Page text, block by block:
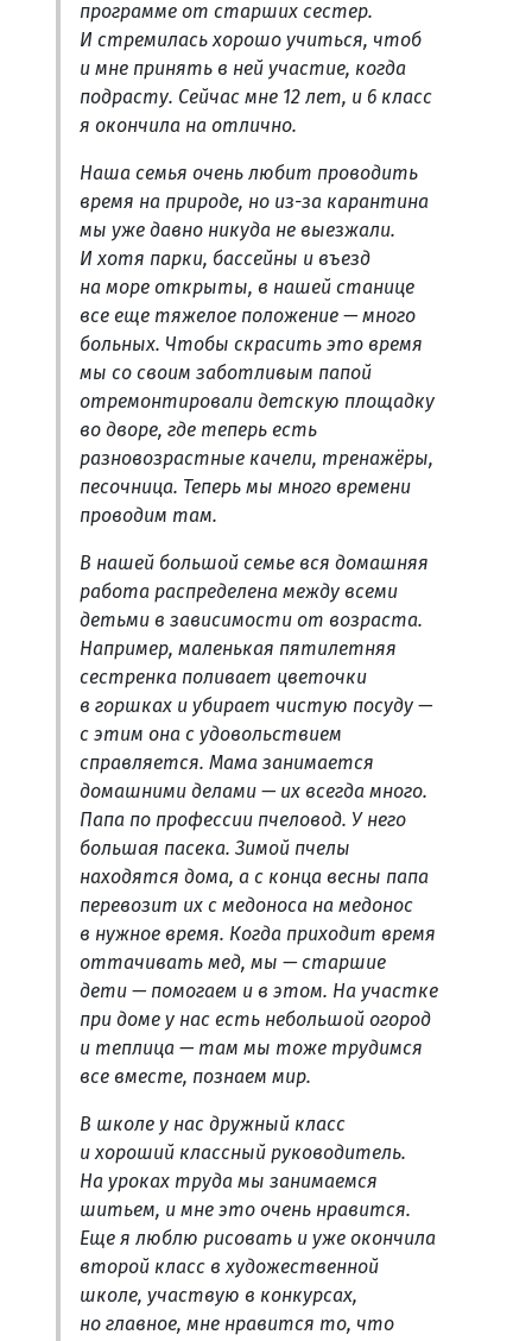
программе от старших сестер.
И стремилась хорошо учиться, чтоб
и мне принять в ней участие, когда
подрасту. Сейчас мне 12 лет, и 6 класс
я окончила на отлично.
Наша семья очень любит проводить
время на природе, но из-за карантина
мы уже давно никуда не выезжали.
И хотя парки, бассейны и въезд
на море открыты, в нашей станице
все еще тяжелое положение — много
больных. Чтобы скрасить это время
мы со своим заботливым папой
отремонтировали детскую площадку
во дворе, где теперь есть
разновозрастные качели, тренажёры,
песочница. Теперь мы много времени
проводим там.
В нашей большой семье вся домашняя
работа распределена между всеми
детьми в зависимости от возраста.
Например, маленькая пятилетняя
сестренка поливает цветочки
в горшках и убирает чистую посуду —
с этим она с удовольствием
справляется. Мама занимается
домашними делами — их всегда много.
Папа по профессии пчеловод. У него
большая пасека. Зимой пчелы
находятся дома, а с конца весны папа
перевозит их с медоноса на медонос
в нужное время. Когда приходит время
оттачивать мед, мы — старшие
дети — помогаем и в этом. На участке
при доме у нас есть небольшой огород
и теплица — там мы тоже трудимся
все вместе, познаем мир.
В школе у нас дружный класс
и хороший классный руководитель.
На уроках труда мы занимаемся
шитьем, и мне это очень нравится.
Еще я люблю рисовать и уже окончила
второй класс в художественной
школе, участвую в конкурсах,
но главное, мне нравится то, что